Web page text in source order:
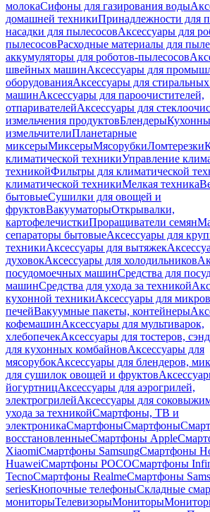
молокаСифоны для газирования воды
домашней техникиПринадлежности для
насадки для пылесосовАксессуары для
пылесосовРасходные материалы для
аккумуляторы для роботов-пылесосов
швейных машинАксессуары для
оборудованияАксессуары для
машинАксессуары для пароочистителей,
отпаривателейАксессуары для
измельчения продуктовБлендеры
измельчителиПланетарные
миксерыМиксерыМясорубкиЛомтерезки
климатической техникиУправление
техникойФильтры для климатической
климатической техникиМелкая техника
бытовыеСушилки для овощей и
фруктовВакууматорыОткрывалки,
картофелечисткиПроращиватели семян
сепараторы бытовыеАксессуары для
техникиАксессуары для вытяжек
духовокАксессуары для холодильников
посудомоечных машинСредства для
машинСредства для ухода за техникой
кухонной техникиАксессуары для
печейВакуумные пакеты, контейнеры
кофемашинАксессуары для мультиварок,
хлебопечекАксессуары для тостеров,
для кухонных комбайновАксессуары для
мясорубокАксессуары для блендеров,
для сушилок овощей и фруктов
йогуртницАксессуары для аэрогрилей,
электрогрилейАксессуары для
ухода за техникойСмартфоны, ТВ и
электроникаСмартфоныСмартфоны
восстановленныеСмартфоны Apple
XiaomiСмартфоны SamsungСмартфоны
HuaweiСмартфоны POCOСмартфоны
TecnoСмартфоны RealmeСмартфоны
seriesКнопочные телефоныСкладные
мониторыТелевизорыМониторы